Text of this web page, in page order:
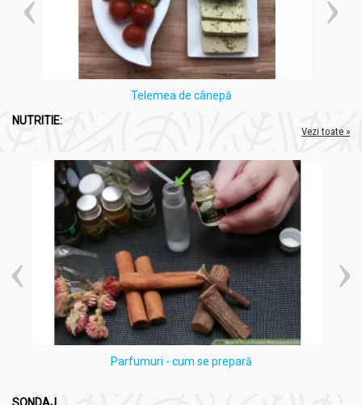
consulte un medic înainte de a utiliza uleiul esențial de
mentă.
Este recomandat să efectuezi un test de sensibilitate
cutanată înainte de utilizare, aplicând o cantitate mică
de ulei diluat pe o mică porțiune de piele și observând
reacția timp de 24 de ore. Dacă apar iritații sau reacții
adverse, întrerupe utilizarea.
Mod utilizare:
Ulei esential menta 10ml - HERBAL SANA
Aromaterapie:
Adaugă 3-5 picături de ulei esențial de mentă într-un
difuzor de aromă sau într-un bol cu apă caldă pentru a
crea o atmosferă revigorantă în încăpere.
Inhală direct din sticlă sau picură câteva picături pe un
șervețel și așează-l în apropierea nasului pentru a
beneficia de efectele sale revigorante și
decongestionante.
Telemea de cânepă
NUTRITIE:
Vezi toate »
Parfumuri - cum se prepară
SONDAJ